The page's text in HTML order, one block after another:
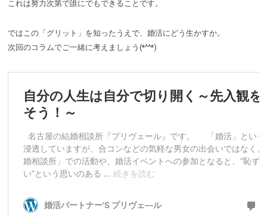
これは努力次第で誰にでもできることです。
ではこの「グリット」を知ったうえで、婚活にどう生かすか。
次回のコラムでご一緒に考えましょう(*^^*)